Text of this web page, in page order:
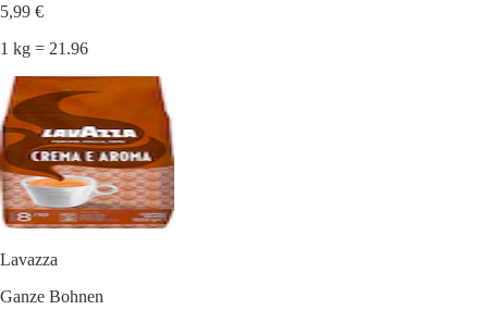
5,99 €
1 kg = 21.96
Lavazza
Ganze Bohnen